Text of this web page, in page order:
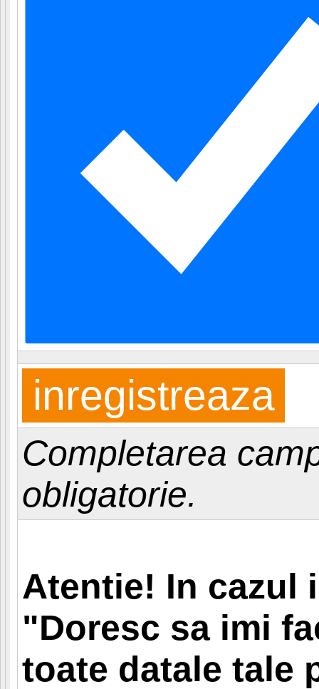
Completarea
obligatorie.
Atentie! In cazul
"Doresc sa imi
toate datale tale